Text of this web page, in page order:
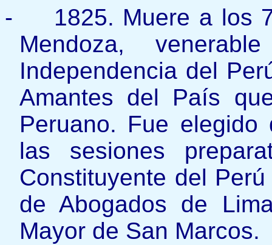
-
1825. Muere a los
Mendoza,
Independencia del
Amantes del País
Peruano. Fue elegido
las sesiones
Constituyente del
de Abogados de
Mayor de San Marcos.